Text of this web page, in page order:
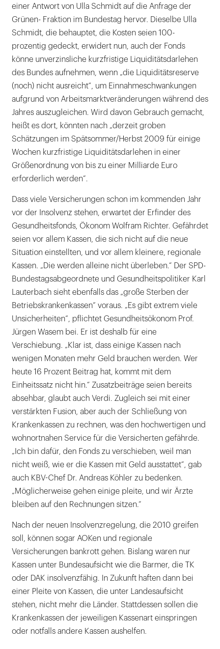
einer Antwort von Ulla Schmidt auf die Anfrage der
Grünen- Fraktion im Bundestag hervor. Dieselbe Ulla
Schmidt, die behauptet, die Kosten seien 100-
prozentig gedeckt, erwidert nun, auch der Fonds
könne unverzinsliche kurzfristige Liquiditätsdarlehen
des Bundes aufnehmen, wenn „die Liquiditätsreserve
(noch) nicht ausreicht“, um Einnahmeschwankungen
aufgrund von Arbeitsmarktveränderungen während des
Jahres auszugleichen. Wird davon Gebrauch gemacht,
heißt es dort, könnten nach „derzeit groben
Schätzungen im Spätsommer/Herbst 2009 für einige
Wochen kurzfristige Liquiditätsdarlehen in einer
Größenordnung von bis zu einer Milliarde Euro
erforderlich werden“.
Dass viele Versicherungen schon im kommenden Jahr
vor der Insolvenz stehen, erwartet der Erfinder des
Gesundheitsfonds, Ökonom Wolfram Richter. Gefährdet
seien vor allem Kassen, die sich nicht auf die neue
Situation einstellten, und vor allem kleinere, regionale
Kassen. „Die werden alleine nicht überleben.“ Der SPD-
Bundestagsabgeordnete und Gesundheitspolitiker Karl
Lauterbach sieht ebenfalls das „große Sterben der
Betriebskrankenkassen“ voraus. „Es gibt extrem viele
Unsicherheiten“, pflichtet Gesundheitsökonom Prof.
Jürgen Wasem bei. Er ist deshalb für eine
Verschiebung. „Klar ist, dass einige Kassen nach
wenigen Monaten mehr Geld brauchen werden. Wer
heute 16 Prozent Beitrag hat, kommt mit dem
Einheitssatz nicht hin.“ Zusatzbeiträge seien bereits
absehbar, glaubt auch Verdi. Zugleich sei mit einer
verstärkten Fusion, aber auch der Schließung von
Krankenkassen zu rechnen, was den hochwertigen und
wohnortnahen Service für die Versicherten gefährde.
„Ich bin dafür, den Fonds zu verschieben, weil man
nicht weiß, wie er die Kassen mit Geld ausstattet“, gab
auch KBV-Chef Dr. Andreas Köhler zu bedenken.
„Möglicherweise gehen einige pleite, und wir Ärzte
bleiben auf den Rechnungen sitzen.“
Nach der neuen Insolvenzregelung, die 2010 greifen
soll, können sogar AOKen und regionale
Versicherungen bankrott gehen. Bislang waren nur
Kassen unter Bundesaufsicht wie die Barmer, die TK
oder DAK insolvenzfähig. In Zukunft haften dann bei
einer Pleite von Kassen, die unter Landesaufsicht
stehen, nicht mehr die Länder. Stattdessen sollen die
Krankenkassen der jeweiligen Kassenart einspringen
oder notfalls andere Kassen aushelfen.